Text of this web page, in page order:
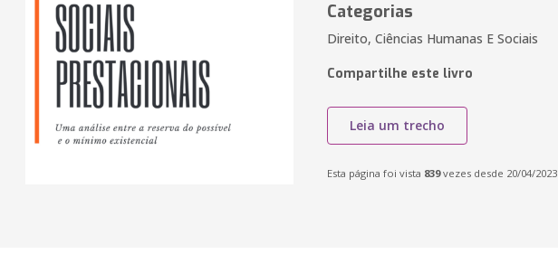
Categorias
Direito, Ciências Humanas E Sociais
Compartilhe este livro
Leia um trecho
Esta página foi vista 839vezes desde 20/04/2023